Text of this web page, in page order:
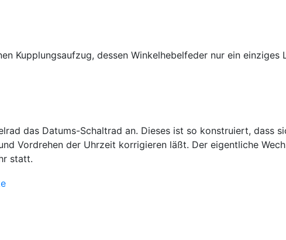
Kupplungsaufzug, dessen Winkelhebelfeder nur ein einziges
das Datums-Schaltrad an. Dieses ist so konstruiert, dass
Vordrehen der Uhrzeit korrigieren läßt. Der eigentliche
statt.